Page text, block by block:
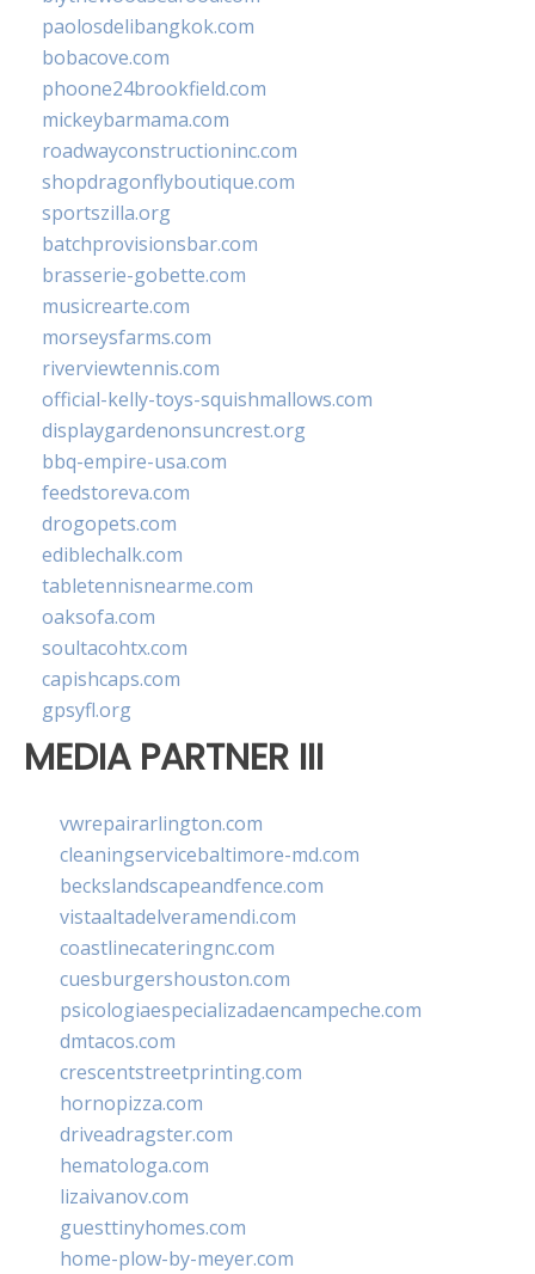
paolosdelibangkok.com
bobacove.com
phoone24brookfield.com
mickeybarmama.com
roadwayconstructioninc.com
shopdragonflyboutique.com
sportszilla.org
batchprovisionsbar.com
brasserie-gobette.com
musicrearte.com
morseysfarms.com
riverviewtennis.com
official-kelly-toys-squishmallows.com
displaygardenonsuncrest.org
bbq-empire-usa.com
feedstoreva.com
drogopets.com
ediblechalk.com
tabletennisnearme.com
oaksofa.com
soultacohtx.com
capishcaps.com
gpsyfl.org
MEDIA PARTNER III
vwrepairarlington.com
cleaningservicebaltimore-md.com
beckslandscapeandfence.com
vistaaltadelveramendi.com
coastlinecateringnc.com
cuesburgershouston.com
psicologiaespecializadaencampeche.com
dmtacos.com
crescentstreetprinting.com
hornopizza.com
driveadragster.com
hematologa.com
lizaivanov.com
guesttinyhomes.com
home-plow-by-meyer.com